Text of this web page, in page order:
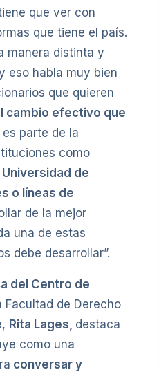
que ver con
que tiene el país.
manera distinta y
eso habla muy bien
que quieren
cambio efectivo que
parte de la
como
de
o líneas de
de la mejor
una de estas
debe desarrollar”.
del Centro de
Facultad de Derecho
Rita Lages, destaca
como una
conversar y